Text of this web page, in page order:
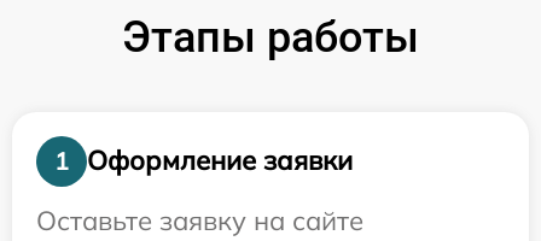
Этапы работы
1
Оформление заявки
Оставьте заявку на сайте